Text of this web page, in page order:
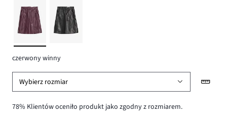
czerwony winny
Wybierz rozmiar
78% Klientów oceniło produkt jako zgodny z rozmiarem.